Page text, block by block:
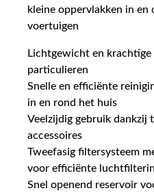
kleine oppervlakken in en
voertuigen
Lichtgewicht en
particulieren
Snelle en efficiënte
in en rond het huis
Veelzijdig gebruik dankzij
accessoires
Tweefasig filtersysteem
voor efficiënte
Snel openend reservoir